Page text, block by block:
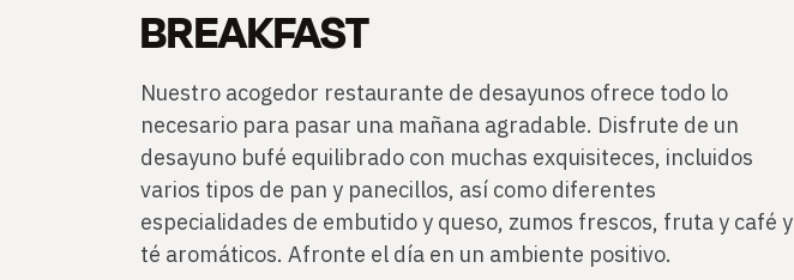
BREAKFAST
Nuestro acogedor restaurante de desayunos ofrece todo lo
necesario para pasar una mañana agradable. Disfrute de un
desayuno bufé equilibrado con muchas exquisiteces, incluidos
varios tipos de pan y panecillos, así como diferentes
especialidades de embutido y queso, zumos frescos, fruta y café y
té aromáticos. Afronte el día en un ambiente positivo.